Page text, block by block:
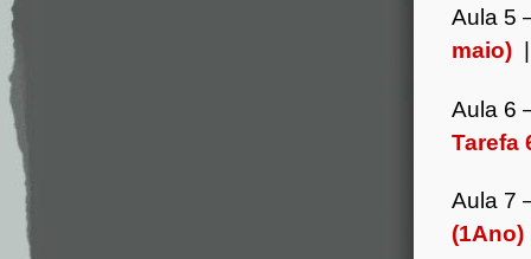
Aula 5
maio)
Aula 6
Tarefa
Aula 7
(1Ano)